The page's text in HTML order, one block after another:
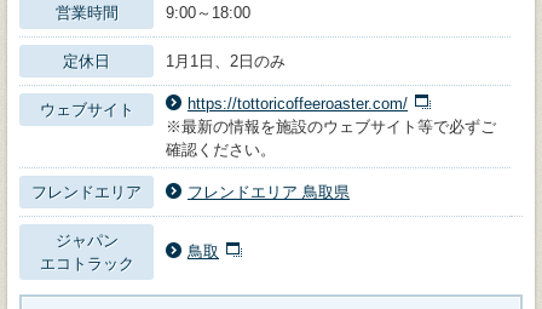
営業時間 9:00～18:00
定休日 1月1日、2日のみ
ウェブサイト
https://tottoricoffeeroaster.com/
※最新の情報を施設のウェブサイト等で必ずご
確認ください。
フレンドエリア フレンドエリア 鳥取県
ジャパン
エコトラック
鳥取